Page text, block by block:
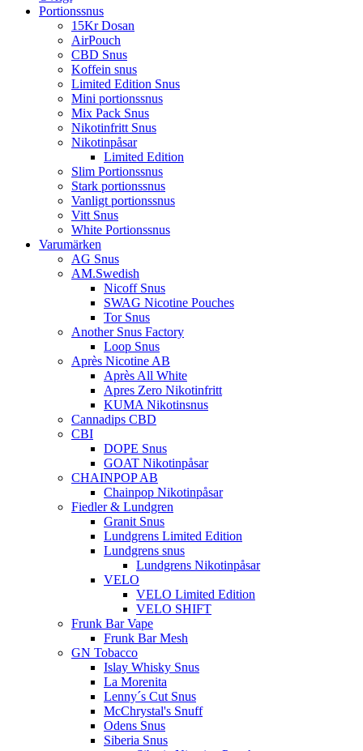
Portionssnus
15Kr Dosan
AirPouch
CBD Snus
Koffein snus
Limited Edition Snus
Mini portionssnus
Mix Pack Snus
Nikotinfritt Snus
Nikotinpåsar
Limited Edition
Slim Portionssnus
Stark portionssnus
Vanligt portionssnus
Vitt Snus
White Portionssnus
Varumärken
AG Snus
AM.Swedish
Nicoff Snus
SWAG Nicotine Pouches
Tor Snus
Another Snus Factory
Loop Snus
Après Nicotine AB
Après All White
Apres Zero Nikotinfritt
KUMA Nikotinsnus
Cannadips CBD
CBI
DOPE Snus
GOAT Nikotinpåsar
CHAINPOP AB
Chainpop Nikotinpåsar
Fiedler & Lundgren
Granit Snus
Lundgrens Limited Edition
Lundgrens snus
Lundgrens Nikotinpåsar
VELO
VELO Limited Edition
VELO SHIFT
Frunk Bar Vape
Frunk Bar Mesh
GN Tobacco
Islay Whisky Snus
La Morenita
Lenny´s Cut Snus
McChrystal's Snuff
Odens Snus
Siberia Snus